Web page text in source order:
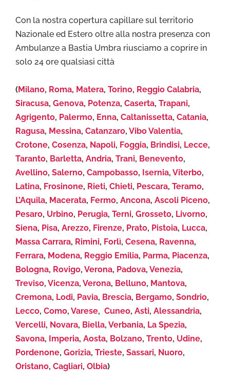
Con la nostra copertura capillare sul territorio
Nazionale ed Estero oltre alla nostra presenza con
Ambulanze a Bastia Umbra riusciamo a coprire in
solo 24 ore qualsiasi città
(Milano, Roma, Matera, Torino, Reggio Calabria,
Siracusa, Genova, Potenza, Caserta, Trapani,
Agrigento, Palermo, Enna, Caltanissetta, Catania,
Ragusa, Messina, Catanzaro, Vibo Valentia,
Crotone, Cosenza, Napoli, Foggia, Brindisi, Lecce,
Taranto, Barletta, Andria, Trani, Benevento,
Avellino, Salerno, Campobasso, Isernia, Viterbo,
Latina, Frosinone, Rieti, Chieti, Pescara, Teramo,
L’Aquila, Macerata, Fermo, Ancona, Ascoli Piceno,
Pesaro, Urbino, Perugia, Terni, Grosseto, Livorno,
Siena, Pisa, Arezzo, Firenze, Prato, Pistoia, Lucca,
Massa Carrara, Rimini, Forlì, Cesena, Ravenna,
Ferrara, Modena, Reggio Emilia, Parma, Piacenza,
Bologna, Rovigo, Verona, Padova, Venezia,
Treviso, Vicenza, Verona, Belluno, Mantova,
Cremona, Lodi, Pavia, Brescia, Bergamo, Sondrio,
Lecco, Como, Varese, Cuneo, Asti, Alessandria,
Vercelli, Novara, Biella, Verbania, La Spezia,
Savona, Imperia, Aosta, Bolzano, Trento, Udine,
Pordenone, Gorizia, Trieste, Sassari, Nuoro,
Oristano, Cagliari, Olbia)